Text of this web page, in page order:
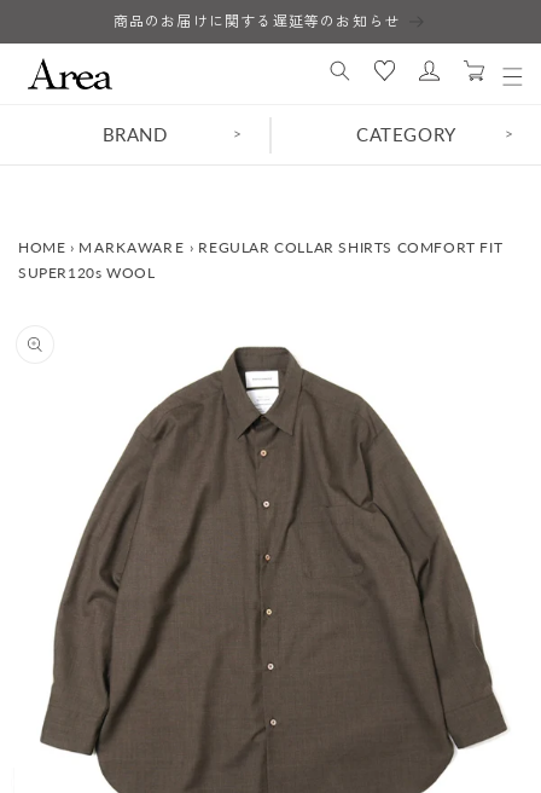
進む
商品のお届けに関する遅延等のお知らせ
ロ
イ
カ
ー
BRAND > CATEGORY >
HOME › MARKAWARE › REGULAR COLLAR SHIRTS COMFORT FIT
SUPER120s WOOL